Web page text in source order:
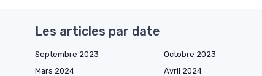
Les articles par date
Septembre 2023 Octobre 2023
Mars 2024
Avril 2024